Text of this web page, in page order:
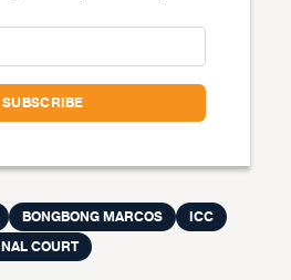
BONGBONG MARCOS
ICC
COURT